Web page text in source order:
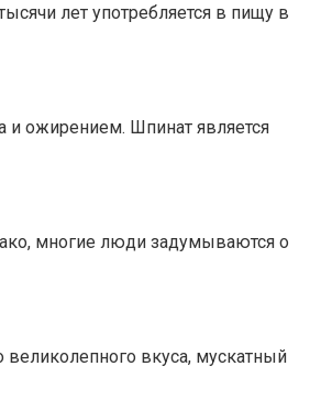
лет употребляется в пищу в
и ожирением. Шпинат является
многие люди задумываются о
вкуса, мускатный